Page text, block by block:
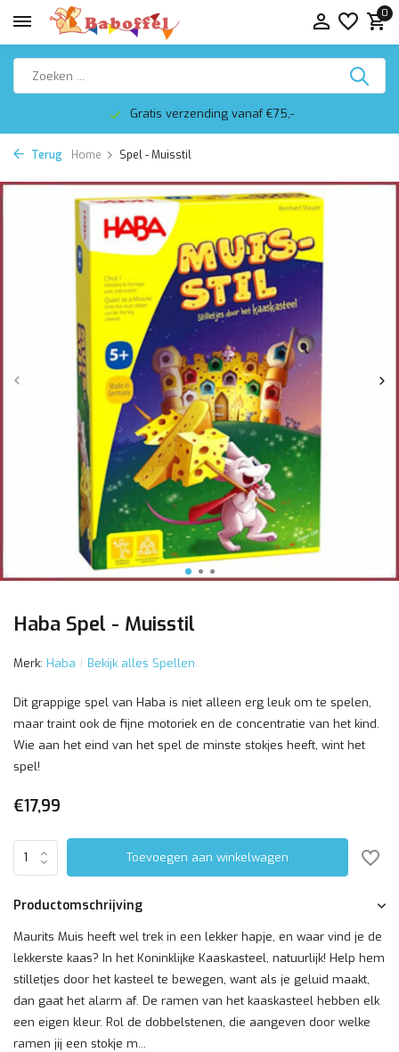
0
Gratis verzending vanaf €75,-
Terug Home Spel - Muisstil
Haba Spel - Muisstil
Merk: Haba Bekijk alles Spellen
Dit grappige spel van Haba is niet alleen erg leuk om te spelen,
maar traint ook de fijne motoriek en de concentratie van het kind.
Wie aan het eind van het spel de minste stokjes heeft, wint het
spel!
€17,99
Toevoegen aan winkelwagen
Productomschrijving
Maurits Muis heeft wel trek in een lekker hapje, en waar vind je de
lekkerste kaas? In het Koninklijke Kaaskasteel, natuurlijk! Help hem
stilletjes door het kasteel te bewegen, want als je geluid maakt,
dan gaat het alarm af. De ramen van het kaaskasteel hebben elk
een eigen kleur. Rol de dobbelstenen, die aangeven door welke
ramen jij een stokje m...